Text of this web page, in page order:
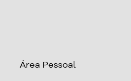
Área Pessoal